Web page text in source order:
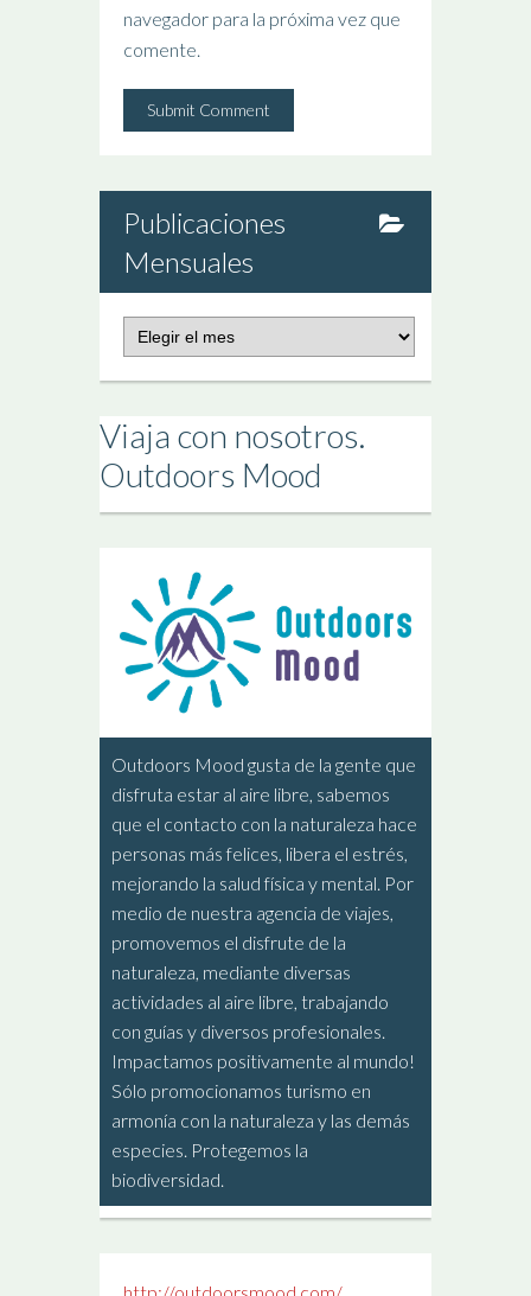
navegador para la próxima vez que
comente.
Publicaciones
Mensuales
Mensuales
Viaja con nosotros.
Outdoors Mood
Outdoors Mood gusta de la gente que
disfruta estar al aire libre, sabemos
que el contacto con la naturaleza hace
personas más felices, libera el estrés,
mejorando la salud física y mental. Por
medio de nuestra agencia de viajes,
promovemos el disfrute de la
naturaleza, mediante diversas
actividades al aire libre, trabajando
con guías y diversos profesionales.
Impactamos positivamente al mundo!
Sólo promocionamos turismo en
armonía con la naturaleza y las demás
especies. Protegemos la
biodiversidad.
http://outdoorsmood.com/